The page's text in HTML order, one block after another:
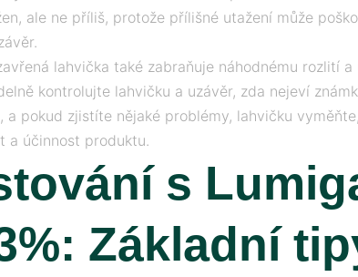
ale ne příliš, protože přílišné utažení může
lahvička také zabraňuje náhodnému rozlití
kontrolujte lahvičku a uzávěr, zda nejeví
a pokud zjistíte nějaké problémy, lahvičku
a účinnost produktu.
s
Základní